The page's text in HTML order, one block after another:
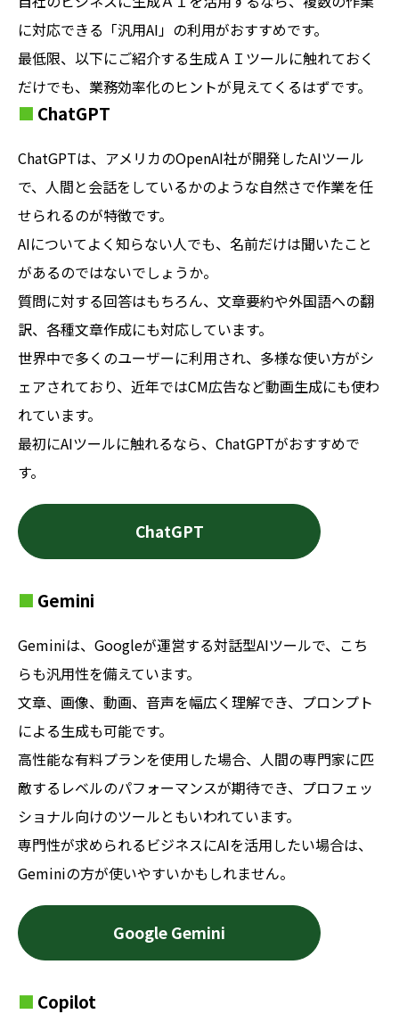
に対応できる「汎用AI」の利用がおすすめです。
最低限、以下にご紹介する生成ＡＩツールに触れておく
だけでも、業務効率化のヒントが見えてくるはずです。
ChatGPT
ChatGPTは、アメリカのOpenAI社が開発したAIツール
で、人間と会話をしているかのような自然さで作業を任
せられるのが特徴です。
AIについてよく知らない人でも、名前だけは聞いたこと
があるのではないでしょうか。
質問に対する回答はもちろん、文章要約や外国語への翻
訳、各種文章作成にも対応しています。
世界中で多くのユーザーに利用され、多様な使い方がシ
ェアされており、近年ではCM広告など動画生成にも使わ
れています。
最初にAIツールに触れるなら、ChatGPTがおすすめで
す。
ChatGPT
Gemini
Geminiは、Googleが運営する対話型AIツールで、こち
らも汎用性を備えています。
文章、画像、動画、音声を幅広く理解でき、プロンプト
による生成も可能です。
高性能な有料プランを使用した場合、人間の専門家に匹
敵するレベルのパフォーマンスが期待でき、プロフェッ
ショナル向けのツールともいわれています。
専門性が求められるビジネスにAIを活用したい場合は、
Geminiの方が使いやすいかもしれません。
Google Gemini
Copilot